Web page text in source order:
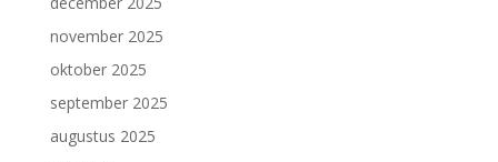
november 2025
oktober 2025
september 2025
augustus 2025